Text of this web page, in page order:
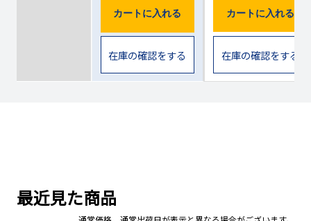
カートに入れる
在庫の確認をする
カートに入れる
在庫の確認をする
最近見た商品